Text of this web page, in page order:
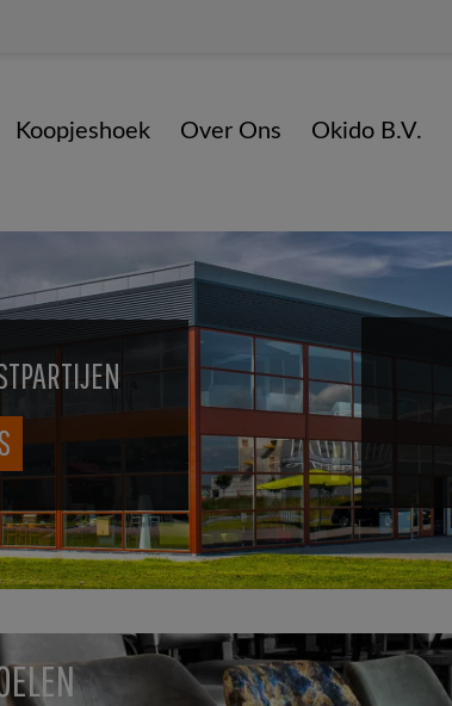
Koopjeshoek Over Ons Okido B.V.